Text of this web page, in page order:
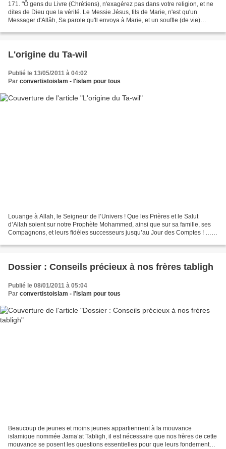
171. "Ô gens du Livre (Chrétiens), n'exagérez pas dans votre religion, et ne
dites de Dieu que la vérité. Le Messie Jésus, fils de Marie, n'est qu'un
Messager d'Allâh, Sa parole qu'Il envoya à Marie, et un souffle (de vie)
L'origine du Ta-wil
Publié le 13/05/2011 à 04:02
Par convertistoislam - l'islam pour tous
Louange à Allah, le Seigneur de l’Univers ! Que les Prières et le Salut
d’Allah soient sur notre Prophète Mohammed, ainsi que sur sa famille, ses
Compagnons, et leurs fidèles successeurs jusqu’au Jour des Comptes ! …
Dossier : Conseils précieux à nos frères tabligh
Publié le 08/01/2011 à 05:04
Par convertistoislam - l'islam pour tous
Beaucoup de jeunes et moins jeunes appartiennent à la mouvance
islamique nommée Jama’at Tabligh, il est nécessaire que nos frères de cette
mouvance se posent les questions essentielles pour que leurs fondements